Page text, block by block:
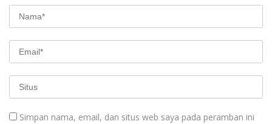
Simpan nama, email, dan situs web saya pada peramban ini